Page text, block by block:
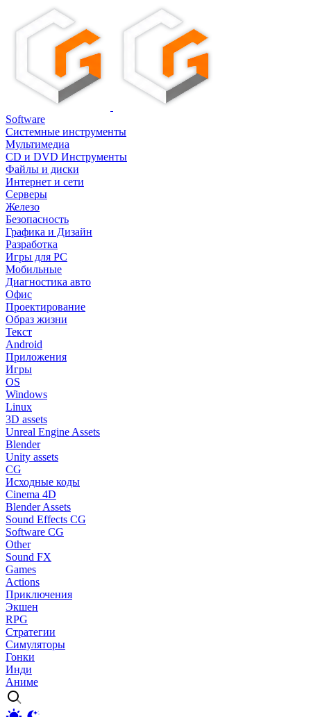
Software
Системные инструменты
Мультимедиа
CD и DVD Инструменты
Файлы и диски
Интернет и сети
Серверы
Железо
Безопасность
Графика и Дизайн
Разработка
Игры для PC
Мобильные
Диагностика авто
Офис
Проектирование
Образ жизни
Текст
Android
Приложения
Игры
OS
Windows
Linux
3D assets
Unreal Engine Assets
Blender
Unity assets
CG
Исходные коды
Cinema 4D
Blender Assets
Sound Effects CG
Software CG
Other
Sound FX
Games
Actions
Приключения
Экшен
RPG
Стратегии
Симуляторы
Гонки
Инди
Аниме